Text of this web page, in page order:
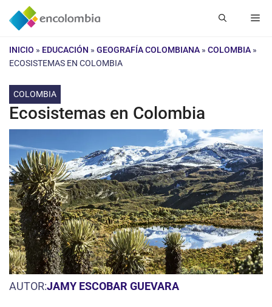
Saltar
INICIO » EDUCACIÓN » GEOGRAFÍA COLOMBIANA » COLOMBIA »
ECOSISTEMAS EN COLOMBIA
COLOMBIA
Ecosistemas en Colombia
AUTOR:JAMY ESCOBAR GUEVARA